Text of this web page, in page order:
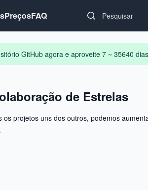
PreçosFAQ
GitHub agora e aproveite 7 ~ 35640
de Estrelas
os projetos uns dos outros, podemos